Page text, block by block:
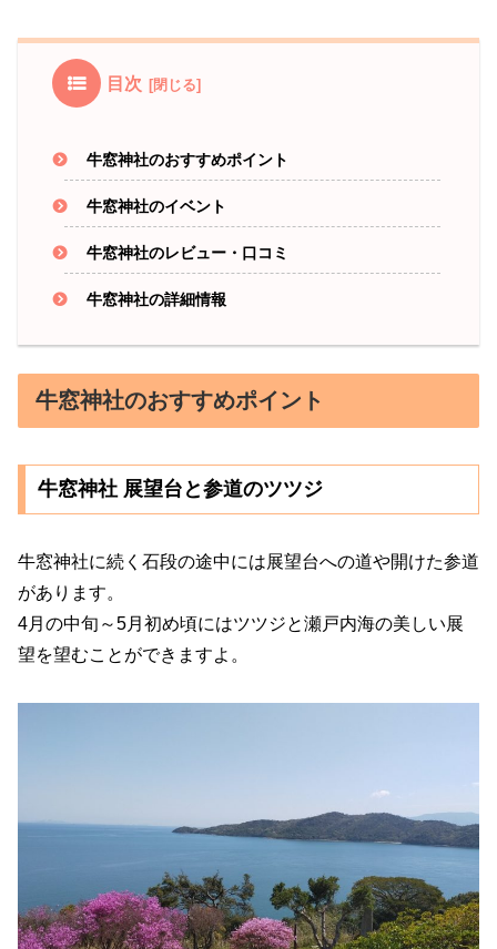
目次
牛窓神社のおすすめポイント
牛窓神社のイベント
牛窓神社のレビュー・口コミ
牛窓神社の詳細情報
牛窓神社のおすすめポイント
牛窓神社 展望台と参道のツツジ
牛窓神社に続く石段の途中には展望台への道や開けた参道
があります。
4月の中旬～5月初め頃にはツツジと瀬戸内海の美しい展
望を望むことができますよ。